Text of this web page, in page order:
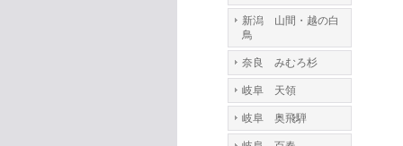
新潟 山間・越の白
鳥
奈良 みむろ杉
岐阜 天領
岐阜 奥飛騨